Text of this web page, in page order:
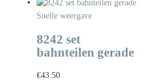
Snelle weergave
8242 set
bahnteilen gerade
€43.50